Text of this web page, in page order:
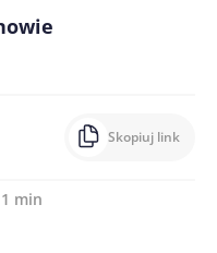
Skopiuj link
min